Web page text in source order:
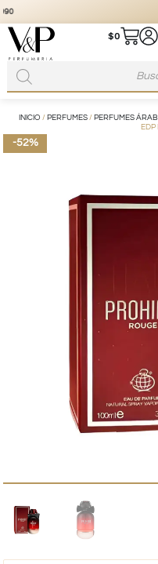
$0
INICIO / PERFUMES / PERFUMES
EDP
-52%